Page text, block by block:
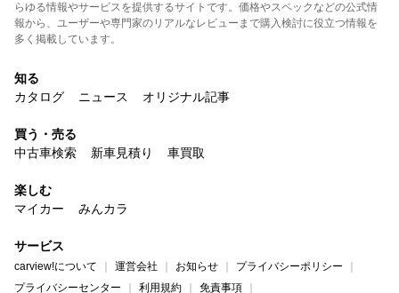
らゆる情報やサービスを提供するサイトです。価格やスペックなどの公式情
報から、ユーザーや専門家のリアルなレビューまで購入検討に役立つ情報を
多く掲載しています。
知る
カタログ
ニュース オリジナル記事
買う・売る
中古車検索
新車見積り 車買取
楽しむ
マイカー
みんカラ
サービス
carview!について 運営会社 お知らせ
プライバシーポリシー
プライバシーセンター
利用規約 免責事項